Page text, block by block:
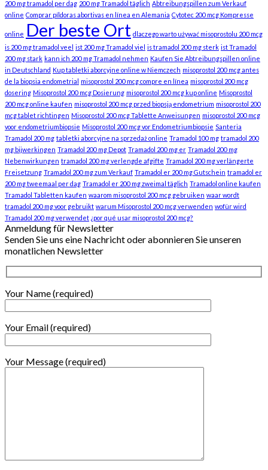
200 mg tramadol per dag 200 mg Tramadol täglich Abtreibungspillen zum Verkauf
online Comprar píldoras abortivas en línea en Alemania Cytotec 200 mcg Kompresse
online Der beste Ort dlaczego warto używać misoprostolu 200 mcg
is 200 mg tramadol veel ist 200 mg Tramadol viel is tramadol 200 mg sterk ist Tramadol
200 mg stark kann ich 200 mg Tramadol nehmen Kaufen Sie Abtreibungspillen online
in Deutschland Kup tabletki aborcyjne online w Niemczech misoprostol 200 mcg antes
de la biopsia endometrial misoprostol 200 mcg compre en línea misoprostol 200 mcg
dosering Misoprostol 200 mcg Dosierung misoprostol 200 mcg kup online Misoprostol
200 mcg online kaufen misoprostol 200 mcg przed biopsją endometrium misoprostol 200
mcg tablet richtingen Misoprostol 200 mcg Tablette Anweisungen misoprostol 200 mcg
voor endometriumbiopsie Misoprostol 200 mcg vor Endometriumbiopsie Santeria
Tramadol 200 mg tabletki aborcyjne na sprzedaż online Tramadol 100 mg tramadol 200
mg bijwerkingen Tramadol 200 mg Depot Tramadol 200 mg er Tramadol 200 mg
Nebenwirkungen tramadol 200 mg verlengde afgifte Tramadol 200 mg verlängerte
Freisetzung Tramadol 200 mg zum Verkauf Tramadol er 200 mg Gutschein tramadol er
200 mg tweemaal per dag Tramadol er 200 mg zweimal täglich Tramadol online kaufen
Tramadol Tabletten kaufen waarom misoprostol 200 mcg gebruiken waar wordt
tramadol 200 mg voor gebruikt warum Misoprostol 200 mcg verwenden wofür wird
Tramadol 200 mg verwendet ¿por qué usar misoprostol 200 mcg?
Anmeldung für Newsletter
Senden Sie uns eine Nachricht oder abonnieren Sie unseren
monatlichen Newsletter
Your Name (required)
Your Email (required)
Your Message (required)